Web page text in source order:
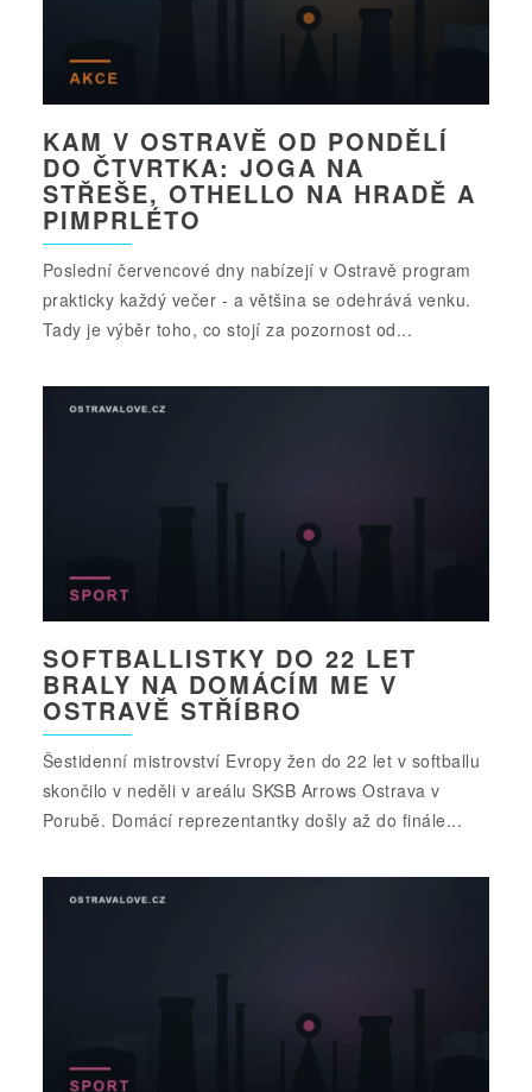
KAM V OSTRAVĚ OD PONDĚLÍ
DO ČTVRTKA: JOGA NA
STŘEŠE, OTHELLO NA HRADĚ A
PIMPRLÉTO
Poslední červencové dny nabízejí v Ostravě program
prakticky každý večer - a většina se odehrává venku.
Tady je výběr toho, co stojí za pozornost od...
SOFTBALLISTKY DO 22 LET
BRALY NA DOMÁCÍM ME V
OSTRAVĚ STŘÍBRO
Šestidenní mistrovství Evropy žen do 22 let v softballu
skončilo v neděli v areálu SKSB Arrows Ostrava v
Porubě. Domácí reprezentantky došly až do finále...